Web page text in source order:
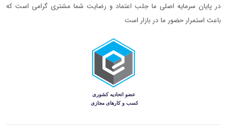
در پایان سرمایه اصلی ما جلب اعتماد و رضایت شما مشتری گرامی است که
باعث استمرار حضور ما در بازار است